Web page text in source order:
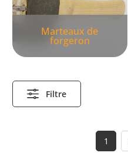
Marteaux de
forgeron
Filtre
Page
1